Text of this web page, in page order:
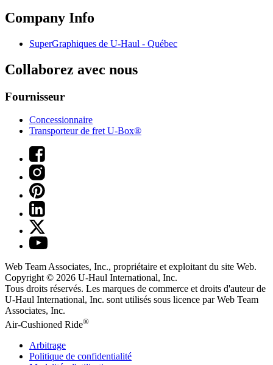
Company Info
SuperGraphiques de U-Haul - Québec
Collaborez avec nous
Fournisseur
Concessionnaire
Transporteur de fret U-Box®
Web Team Associates, Inc., propriétaire et exploitant du site Web.
Copyright © 2026 U-Haul International, Inc.
Tous droits réservés. Les marques de commerce et droits d'auteur de
U-Haul International, Inc. sont utilisés sous licence par Web Team
Associates, Inc.
Air-Cushioned Ride®
Arbitrage
Politique de confidentialité